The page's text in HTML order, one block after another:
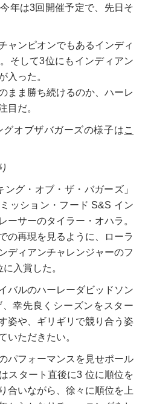
年は3回開催予定で、先日そ
ャンピオンでもあるインディ
そして3位にもインディアン
入った。
まま勝ち続けるのか、ハーレ
目だ。
オブザバガーズの様子はこ
グ・オブ・ザ・バガーズ」
ッション・フード S&S イン
ーサーのタイラー・オハラ。
の再現を見るように、ローラ
ディアンチャレンジャーのフ
入賞した。
バルのハーレーダビッドソン
幸先良くシーズンをスター
姿や、ギリギリで競り合う姿
いただきたい。
パフォーマンスを見せポール
スタート直後に3 位に順位を
合いながら、徐々に順位を上